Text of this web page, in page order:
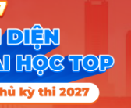
A04; D07; X06
C03; C04; C00; D14;
C03; C04; C00; D14;